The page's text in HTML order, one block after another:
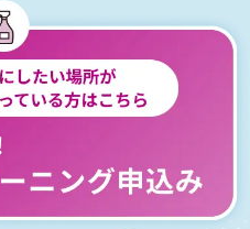
たかったから
ニングできるのが楽だ
した環境で保管してほし